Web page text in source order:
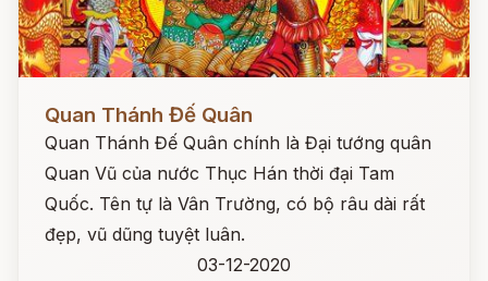
Quan Thánh Đế Quân
Quan Thánh Đế Quân chính là Đại tướng quân
Quan Vũ của nước Thục Hán thời đại Tam
Quốc. Tên tự là Vân Trường, có bộ râu dài rất
đẹp, vũ dũng tuyệt luân.
03-12-2020